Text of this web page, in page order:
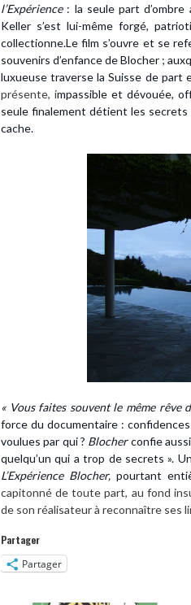
l’Expérience: la seule part d’ombre
Keller s’est lui-même forgé,
collectionne.Le film s’ouvre et se
souvenirs d’enfance de Blocher ;
luxueuse traverse la Suisse de part
présente, impassible et dévouée,
seule finalement détient les secrets
cache.
« Vous faites souvent le même rêve
force du documentaire :
voulues par qui ? Blocherconfie aussi
quelqu’un qui a trop de secrets ».
L’Expérience Blocher,pourtant
capitonné de toute part, au fond
de son réalisateur à reconnaître ses
Partager
Partager